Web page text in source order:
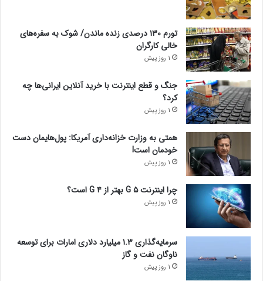
تورم ۱۳۰ درصدی زنده ماندن/ شوک به سفره‌های
خالی کارگران
1 روز پیش
جنگ و قطع اینترنت با خرید آنلاین ایرانی‌ها چه
کرد؟
1 روز پیش
همتی به وزارت خزانه‌داری آمریکا: پول‌هایمان دست
خودمان است!
1 روز پیش
چرا اینترنت ۵ G بهتر از ۴ G است؟
1 روز پیش
سرمایه‌گذاری ۱.۳ میلیارد دلاری امارات برای توسعه
ناوگان نفت و گاز
1 روز پیش